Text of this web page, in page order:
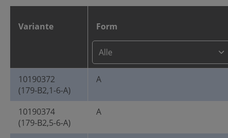
Variante Form
10190372
(179-B2,1-6-A)
A
10190374
(179-B2,5-6-A)
A